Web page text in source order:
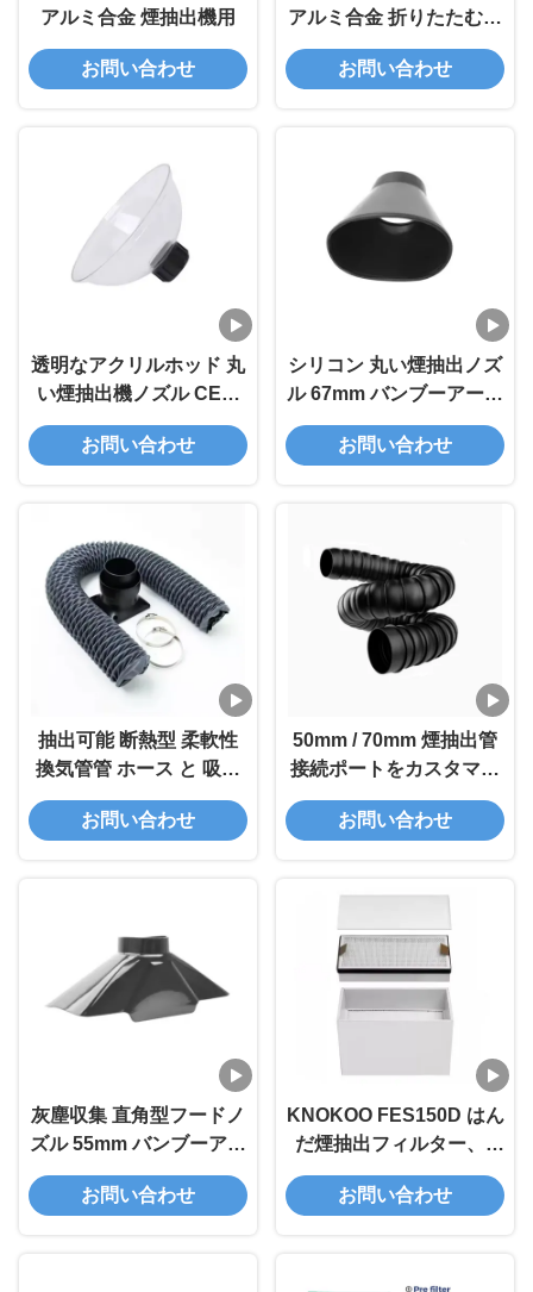
アルミ合金 煙抽出機用
お問い合わせ
アルミ合金 折りたたむ式
吸着腕 75mm インターフ
ェース
お問い合わせ
透明なアクリルホッド 丸
い煙抽出機ノズル CE認
証
お問い合わせ
シリコン 丸い煙抽出ノズ
ル 67mm バンブーアーム
の煙道のために
お問い合わせ
抽出可能 断熱型 柔軟性
換気管管 ホース と 吸煙
器 の 配合 セット
お問い合わせ
50mm / 70mm 煙抽出管
接続ポートをカスタマイ
ズ
お問い合わせ
灰塵収集 直角型フードノ
ズル 55mm バンブーアー
ム 吸煙管をインターフェ
ースするために
お問い合わせ
KNOKOO FES150D はん
だ煙抽出フィルター、6
～12ヶ月の長寿命浄化
お問い合わせ